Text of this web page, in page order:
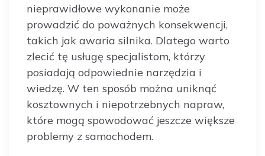
nieprawidłowe wykonanie może
prowadzić do poważnych konsekwencji,
takich jak awaria silnika. Dlatego warto
zlecić tę usługę specjalistom, którzy
posiadają odpowiednie narzędzia i
wiedzę. W ten sposób można uniknąć
kosztownych i niepotrzebnych napraw,
które mogą spowodować jeszcze większe
problemy z samochodem.